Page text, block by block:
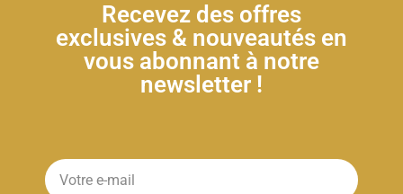
Recevez des offres
exclusives & nouveautés en
vous abonnant à notre
newsletter !